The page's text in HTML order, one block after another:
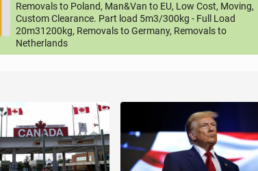
Removals to Poland, Man&Van to EU, Low Cost, Moving,
Custom Clearance. Part load 5m3/300kg - Full Load
20m31200kg, Removals to Germany, Removals to
Netherlands